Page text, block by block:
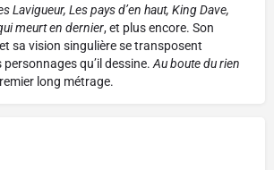
Lavigueur, Les pays d’en haut, King Dave,
meurt en dernier, et plus encore. Son
sa vision singulière se transposent
qu’il dessine. Au boute du rien
long métrage.